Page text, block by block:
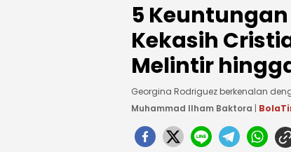
5
Kekasih
Melintir
Georgina Rodriguez berkenalan
Muhammad Ilham Baktora |